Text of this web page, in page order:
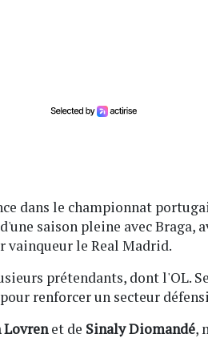
dans le championnat
saison pleine avec Braga,
vainqueur le Real Madrid.
prétendants, dont l'OL.
renforcer un secteur
Lovrenet de Sinaly Diomandé,